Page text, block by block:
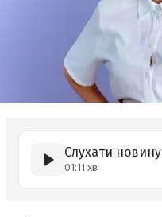
Слухати новину
01:11 хв